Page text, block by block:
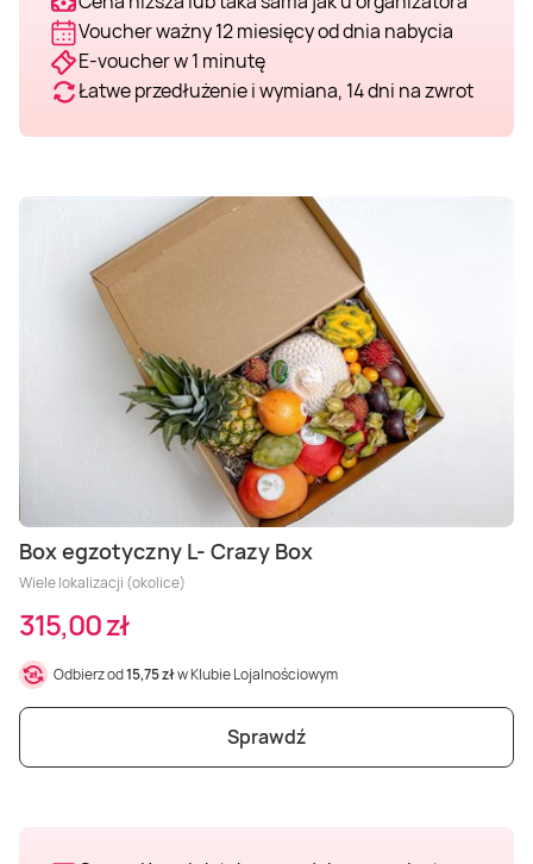
Weekend w SPA
Mazury
Masaż klasyczny
Masaż pleców
Masaż Shiatsu
Masaż Antycellulitowy
Masaż całego ciała
Masaż czekoladą
Masaż Karku
Pojazdy specjalne
Jazda po torze
Pojazdy militarne
Fitness
Sporty zimowe
Kurs żeglarski
Kurs motorowodny
Voucher ważny 12 miesięcy od dnia nabycia
E-voucher w 1 minutę
Łatwe przedłużenie i wymiana, 14 dni na zwrot
Box egzotyczny L- Crazy Box
Wiele lokalizacji (okolice)
315,00 zł
Odbierz od15,75 złw Klubie Lojalnościowym
Sprawdź